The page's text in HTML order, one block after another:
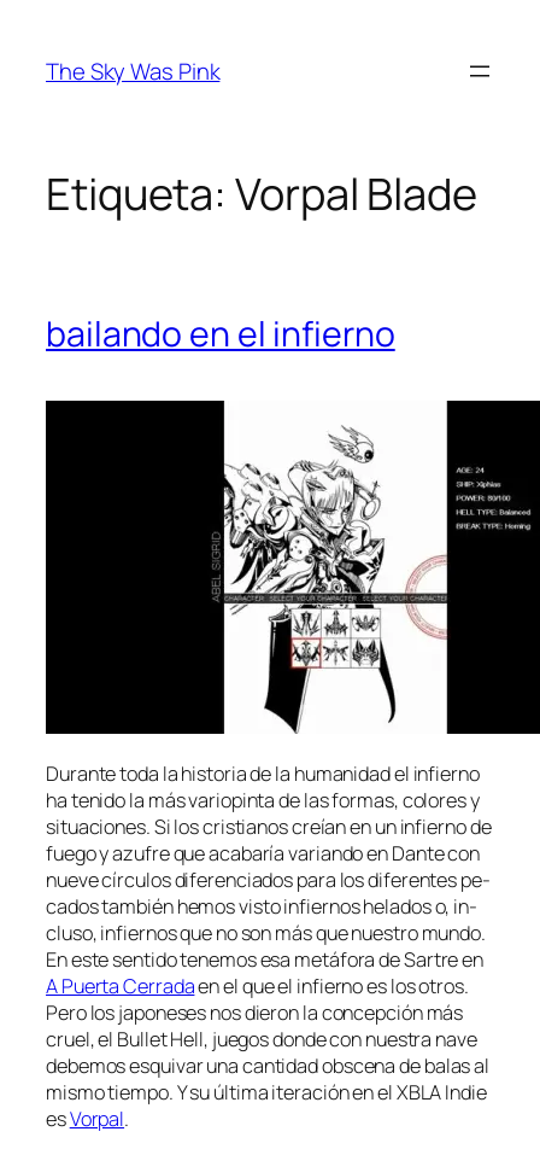
contenido
The Sky Was Pink
Etiqueta: Vorpal Blade
bailando en el infierno
Durante to­da la his­to­ria de la hu­ma­ni­dad el in­fierno
ha te­ni­do la más va­rio­pin­ta de las for­mas, co­lo­res y
si­tua­cio­nes. Si los cris­tia­nos creían en un in­fierno de
fue­go y azu­fre que aca­ba­ría va­rian­do en Dante con
nue­ve círcu­los di­fe­ren­cia­dos pa­ra los di­fe­ren­tes pe­
ca­dos tam­bién he­mos vis­to in­fier­nos he­la­dos o, in­
clu­so, in­fier­nos que no son más que nues­tro mun­do.
En es­te sen­ti­do te­ne­mos esa me­tá­fo­ra de Sartre en
A Puerta Cerradaen el que el in­fierno es los otros.
Pero los ja­po­ne­ses nos die­ron la con­cep­ción más
cruel, el Bullet Hell, jue­gos don­de con nues­tra na­ve
de­be­mos es­qui­var una can­ti­dad obs­ce­na de ba­las al
mis­mo tiem­po. Y su úl­ti­ma ite­ra­ción en el XBLA Indie
esVorpal.